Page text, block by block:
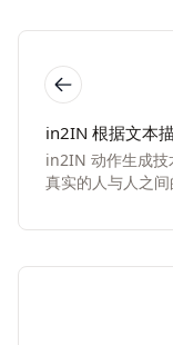
in2IN 根据文本
in2IN 动作生成技
真实的人与人之间